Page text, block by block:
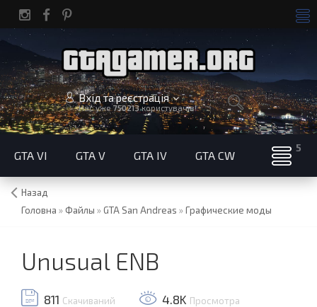
Вхід та реєстрація
Нас уже750213користувачів!
GTA VI GTA V GTA IV GTA CW
Назад
Головна »Файлы » GTA San Andreas »Графические моды
Unusual ENB
811 Скачиваний 4.8K Просмотра